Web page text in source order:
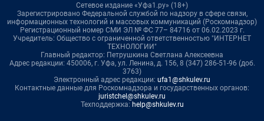
Сетевое издание «Уфа1.ру» (18+)
Зарегистрировано Федеральной службой по надзору в сфере связи,
информационных технологий и массовых коммуникаций (Роскомнадзор)
Регистрационный номер СМИ ЭЛ № ФС 77– 84716 от 06.02.2023 г.
Учредитель: Общество с ограниченной ответственностью "ИНТЕРНЕТ
ТЕХНОЛОГИИ"
Главный редактор: Петрушкина Светлана Алексеевна
Адрес редакции: 450006, г. Уфа, ул. Ленина, д. 156, 8 (347) 286-51-96 (доб.
3763)
Электронный адрес редакции: ufa1@shkulev.ru
Контактные данные для Роскомнадзора и государственных органов:
juristchel@shkulev.ru
Техподдержка: help@shkulev.ru